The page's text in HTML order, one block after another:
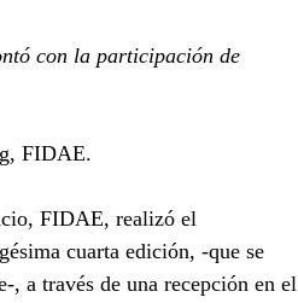
con la participación de
FIDAE.
FIDAE, realizó el
cuarta edición, -que se
, a través de una recepción en el